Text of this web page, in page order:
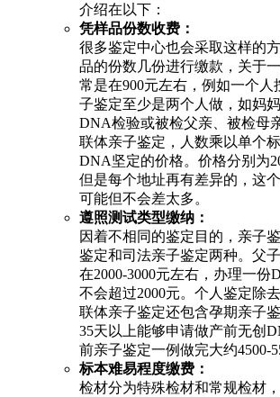
介绍在以下：
凭样品份数收费：
很多鉴定中心也会采取这样的
品的份数几份进行缴款，关于
常是在900元左右，例如一个人
子鉴定至少是两个人做，如妈
DNA检验或被检父亲、被检母
联体亲子鉴定，人数乘以单个
DNA坚定的价格。价格分别为
但是每个地址再有差异的，这
可能但不会差太多。
遵照测试类型缴纳：
因着不相同的鉴定目的，亲子
鉴定和司法亲子鉴定两种。父
在2000-3000元左右，办理一份
不会超过2000元。个人鉴定除
联体亲子鉴定还包含孕期亲子
35天以上能够申请做产前无创
前亲子鉴定一例做完大约4500-
标本难易程度缴费：
检材分为特殊检材和常规检材